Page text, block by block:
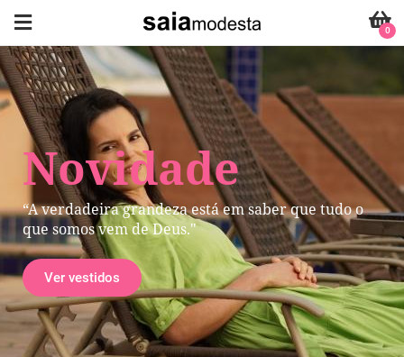
Novidade
“A verdadeira grandeza está em saber que tudo o
que somos vem de Deus."
Ver vestidos
0